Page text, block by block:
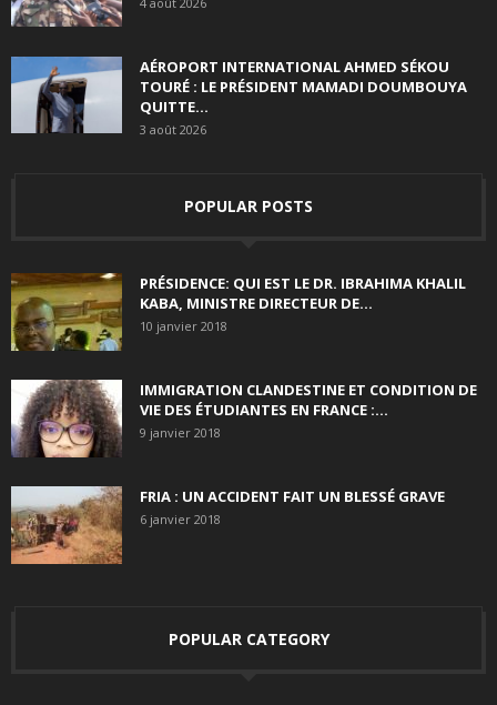
AÉROPORT INTERNATIONAL AHMED SÉKOU
TOURÉ : LE PRÉSIDENT MAMADI DOUMBOUYA
QUITTE...
3 août 2026
POPULAR POSTS
PRÉSIDENCE: QUI EST LE DR. IBRAHIMA KHALIL
KABA, MINISTRE DIRECTEUR DE...
10 janvier 2018
IMMIGRATION CLANDESTINE ET CONDITION DE
VIE DES ÉTUDIANTES EN FRANCE :...
9 janvier 2018
FRIA : UN ACCIDENT FAIT UN BLESSÉ GRAVE
6 janvier 2018
POPULAR CATEGORY